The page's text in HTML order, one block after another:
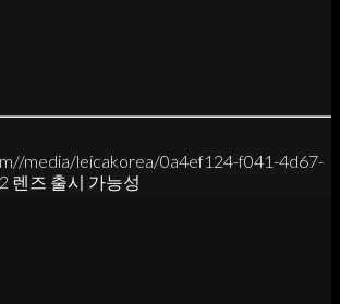
media/leicakorea/0a4ef124-f041-4d67-
렌즈 출시 가능성